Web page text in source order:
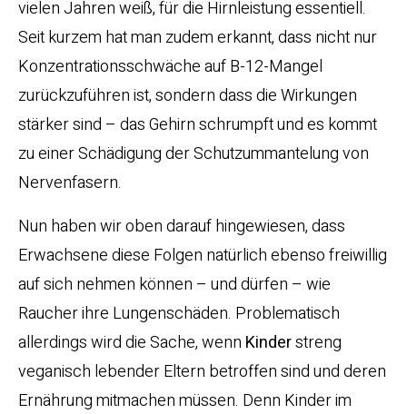
vielen Jahren weiß, für die Hirnleistung essentiell.
Seit kurzem hat man zudem erkannt, dass nicht nur
Konzentrationsschwäche auf B-12-Mangel
zurückzuführen ist, sondern dass die Wirkungen
stärker sind – das Gehirn schrumpft und es kommt
zu einer Schädigung der Schutzummantelung von
Nervenfasern.
Nun haben wir oben darauf hingewiesen, dass
Erwachsene diese Folgen natürlich ebenso freiwillig
auf sich nehmen können – und dürfen – wie
Raucher ihre Lungenschäden. Problematisch
allerdings wird die Sache, wenn Kinderstreng
veganisch lebender Eltern betroffen sind und deren
Ernährung mitmachen müssen. Denn Kinder im